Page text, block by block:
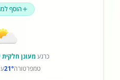
הוסף
כרגעמעונן חלקית
טמפרטורה21°